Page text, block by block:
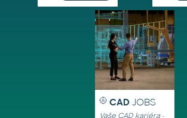
CAD JOBS
Vaše CAD kariéra -